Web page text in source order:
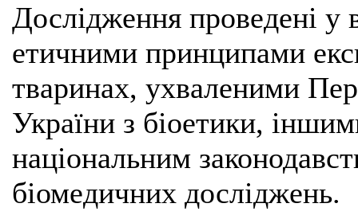
Дослідження проведені у
етичними принципами
тваринах, ухваленими
України з біоетики,
національним
біомедичних досліджень.